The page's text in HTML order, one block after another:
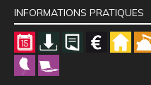
INFORMATIONS PRATIQUES